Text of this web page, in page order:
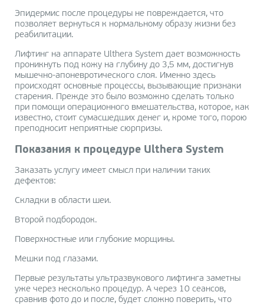
Эпидермис после процедуры не повреждается, что
позволяет вернуться к нормальному образу жизни без
реабилитации.
Лифтинг на аппарате Ulthera System дает возможность
проникнуть под кожу на глубину до 3,5 мм, достигнув
мышечно-апоневротического слоя. Именно здесь
происходят основные процессы, вызывающие признаки
старения. Прежде это было возможно сделать только
при помощи операционного вмешательства, которое, как
известно, стоит сумасшедших денег и, кроме того, порою
преподносит неприятные сюрпризы.
Показания к процедуре Ulthera System
Заказать услугу имеет смысл при наличии таких
дефектов:
Складки в области шеи.
Второй подбородок.
Поверхностные или глубокие морщины.
Мешки под глазами.
Первые результаты ультразвукового лифтинга заметны
уже через несколько процедур. А через 10 сеансов,
сравнив фото до и после, будет сложно поверить, что